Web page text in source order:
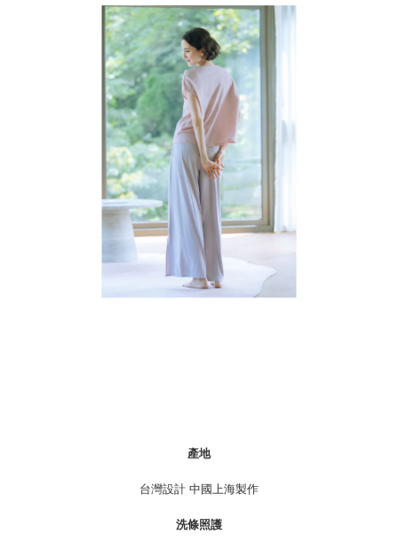
產地
台灣設計 中國上海製作
洗條照護